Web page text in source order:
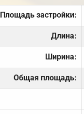
Площадь застройки:
Длина:
Ширина:
Общая площадь: